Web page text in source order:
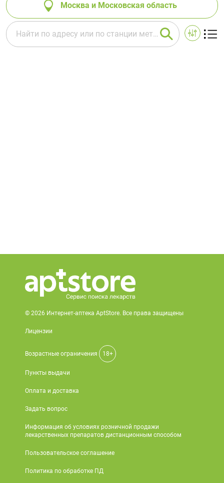
Москва и Московская область
© 2026 Интернет-аптека AptStore. Все права защищены
Лицензии
Возрастные ограничения 18+
Пункты выдачи
Оплата и доставка
Задать вопрос
Информация об условиях розничной продажи
лекарственных препаратов дистанционным способом
Пользовательское соглашение
Политика по обработке ПД